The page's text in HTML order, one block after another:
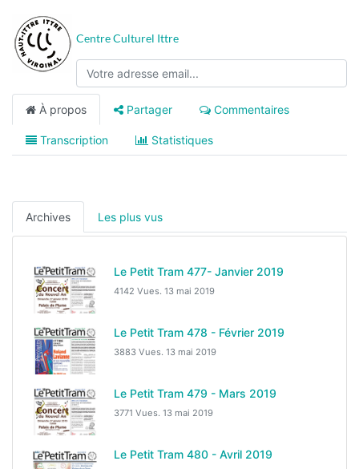
Centre Culturel Ittre
À propos Partager Commentaires
Transcription Statistiques
Archives Les plus vus
Le Petit Tram 477- Janvier 2019
4142 Vues. 13 mai 2019
Le Petit Tram 478 - Février 2019
3883 Vues. 13 mai 2019
Le Petit Tram 479 - Mars 2019
3771 Vues. 13 mai 2019
Le Petit Tram 480 - Avril 2019